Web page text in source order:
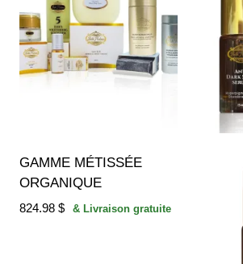
GAMME MÉTISSÉE
ORGANIQUE
824.98 $ & Livraison gratuite